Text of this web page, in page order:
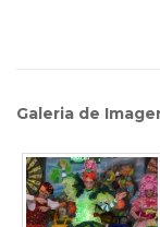
Galeria de